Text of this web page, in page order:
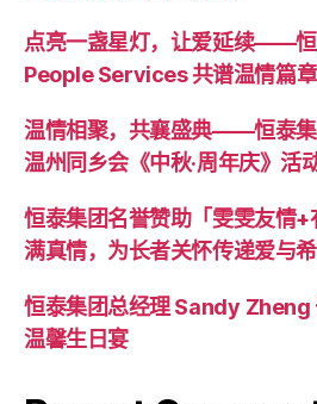
点亮一盏星灯，让爱延续——
People Services 共谱温情篇章
温情相聚，共襄盛典——恒泰
温州同乡会《中秋·周年庆》活
恒泰集团名誉赞助「雯雯友情
满真情，为长者关怀传递爱与
恒泰集团总经理 Sandy Zheng
温馨生日宴